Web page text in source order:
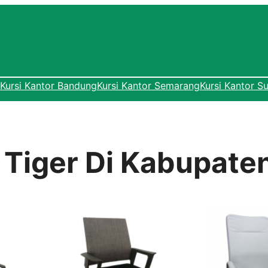
Kursi Kantor BandungKursi Kantor SemarangKursi Kantor
Di